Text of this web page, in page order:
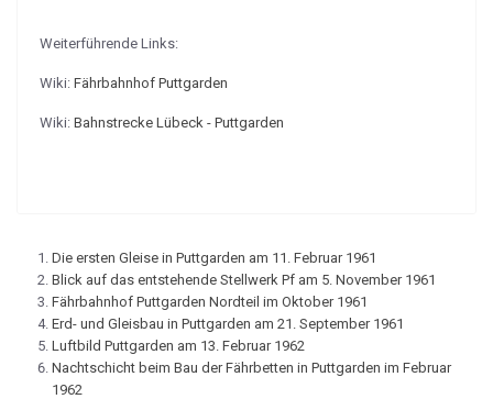
Weiterführende Links:
Wiki: Fährbahnhof Puttgarden
Wiki: Bahnstrecke Lübeck - Puttgarden
Die ersten Gleise in Puttgarden am 11. Februar 1961
Blick auf das entstehende Stellwerk Pf am 5. November 1961
Fährbahnhof Puttgarden Nordteil im Oktober 1961
Erd- und Gleisbau in Puttgarden am 21. September 1961
Luftbild Puttgarden am 13. Februar 1962
Nachtschicht beim Bau der Fährbetten in Puttgarden im Februar
1962